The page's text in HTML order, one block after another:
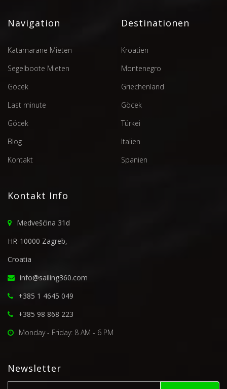
Navigation
Katamarane Mieten
Segelboote Mieten
Göcek
Last minute
Göcek
Blog
Kontakt
Destinationen
Kroatien
Montenegro
Griechenland
Göcek
Türkei
Italien
Spanien
Kontakt Info
Medvešćina 31d
HR-10000 Zagreb,
Croatia
info@sailing360.com
+385 1 4645 049
+385 98 868 223
Monday - Friday: 8 AM - 6 PM
Newsletter